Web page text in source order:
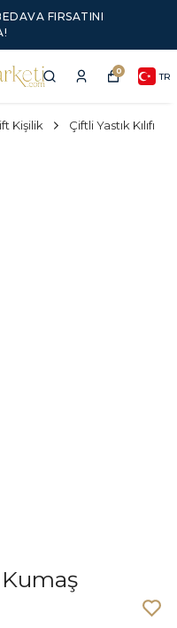
FIRSATINI
0 TR
Kişilik Çiftli Yastık Kılıfı